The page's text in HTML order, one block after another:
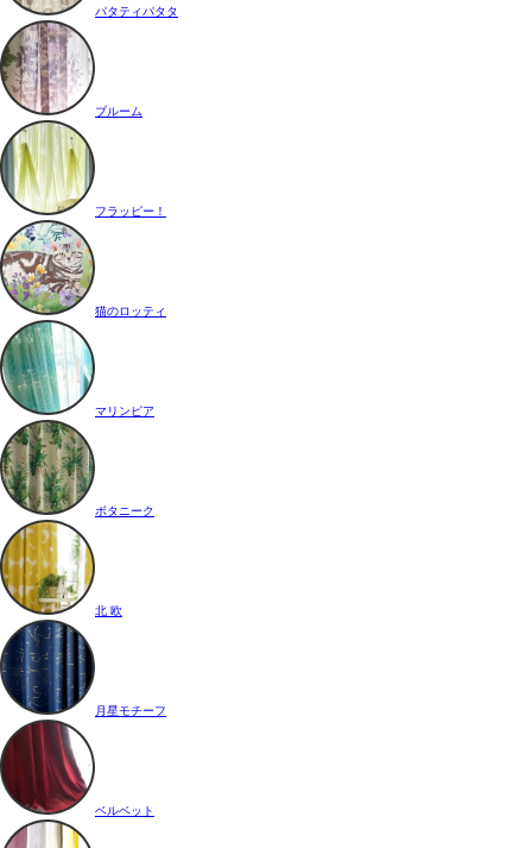
パタティパタタ
ブルーム
フラッピー！
猫のロッティ
マリンピア
ボタニーク
北 欧
月星モチーフ
ベルベット